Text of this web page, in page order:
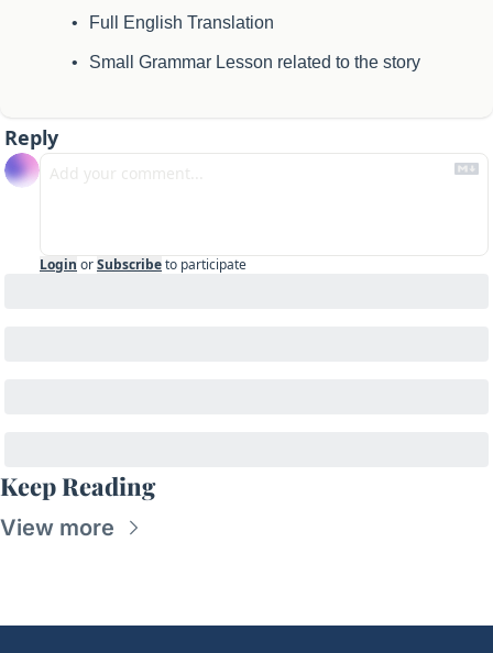
Full English Translation
Small Grammar Lesson related to the story
Reply
Login orSubscribeto participate
Keep Reading
View more